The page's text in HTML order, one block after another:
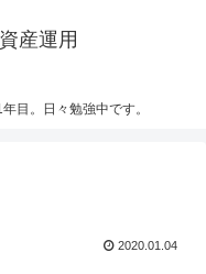
産運用
目。日々勉強中です。
2020.01.04